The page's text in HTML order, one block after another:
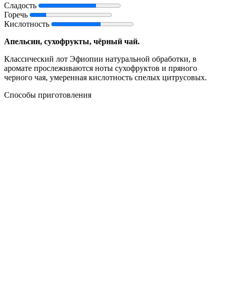
Сладость
Горечь
Кислотность
Апельсин, сухофрукты, чёрный чай.
Классический лот Эфиопии натуральной обработки, в
аромате прослеживаются ноты сухофруктов и пряного
черного чая, умеренная кислотность спелых цитрусовых.
Способы приготовления